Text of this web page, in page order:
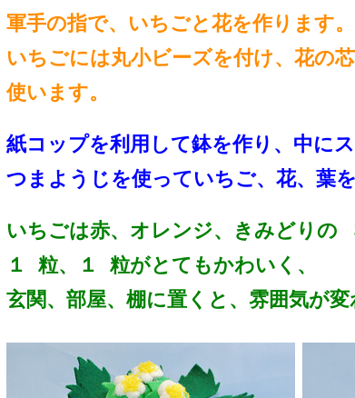
軍手の指で、いちごと花を作ります。
いちごには丸小ビーズを付け、花の
使います。
紙コップを利用して鉢を作り、中に
つまようじを使っていちご、花、葉を
いちごは赤、オレンジ、きみどりの
１ 粒、１ 粒がとてもかわいく、
玄関、部屋、棚に置くと、雰囲気が変